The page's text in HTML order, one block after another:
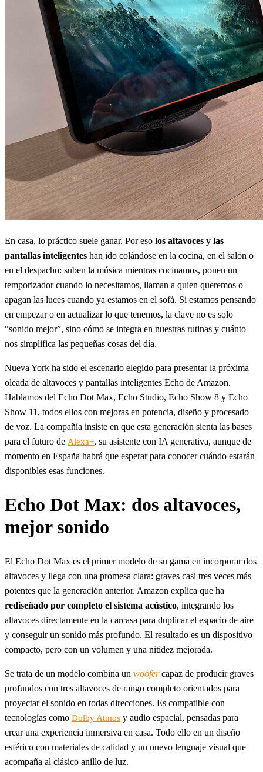
En casa, lo práctico suele ganar. Por eso los altavoces y las
pantallas inteligentes han ido colándose en la cocina, en el salón o
en el despacho: suben la música mientras cocinamos, ponen un
temporizador cuando lo necesitamos, llaman a quien queremos o
apagan las luces cuando ya estamos en el sofá. Si estamos pensando
en empezar o en actualizar lo que tenemos, la clave no es solo
“sonido mejor”, sino cómo se integra en nuestras rutinas y cuánto
nos simplifica las pequeñas cosas del día.
Nueva York ha sido el escenario elegido para presentar la próxima
oleada de altavoces y pantallas inteligentes Echo de Amazon.
Hablamos del Echo Dot Max, Echo Studio, Echo Show 8 y Echo
Show 11, todos ellos con mejoras en potencia, diseño y procesado
de voz. La compañía insiste en que esta generación sienta las bases
para el futuro de Alexa+, su asistente con IA generativa, aunque de
momento en España habrá que esperar para conocer cuándo estarán
disponibles esas funciones.
Echo Dot Max: dos altavoces,
mejor sonido
El Echo Dot Max es el primer modelo de su gama en incorporar dos
altavoces y llega con una promesa clara: graves casi tres veces más
potentes que la generación anterior. Amazon explica que ha
rediseñado por completo el sistema acústico, integrando los
altavoces directamente en la carcasa para duplicar el espacio de aire
y conseguir un sonido más profundo. El resultado es un dispositivo
compacto, pero con un volumen y una nitidez mejorada.
Se trata de un modelo combina un woofercapaz de producir graves
profundos con tres altavoces de rango completo orientados para
proyectar el sonido en todas direcciones. Es compatible con
tecnologías como Dolby Atmos y audio espacial, pensadas para
crear una experiencia inmersiva en casa. Todo ello en un diseño
esférico con materiales de calidad y un nuevo lenguaje visual que
acompaña al clásico anillo de luz.